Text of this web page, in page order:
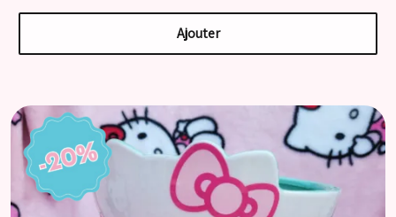
Ajouter